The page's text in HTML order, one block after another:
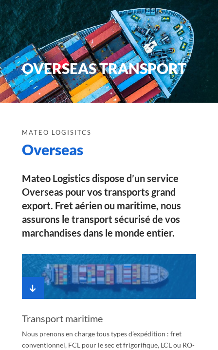
OVERSEAS TRANSPORT
MATEO LOGISITCS
Overseas
Mateo Logistics dispose d’unservice
Overseas pour vos transports grand
export. Fret aérien ou maritime, nous
assurons le transport sécurisé de vos
marchandises dans le monde entier.
Transport maritime
Nous prenons en charge tous types d’expédition : fret
conventionnel, FCL pour le sec et frigorifique, LCL ou RO-